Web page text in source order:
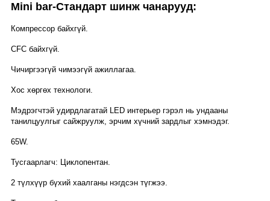
Mini bar-Стандарт шинж чанарууд:
Компрессор байхгүй.
CFC байхгүй.
Чичиргээгүй чимээгүй ажиллагаа.
Хос хөргөх технологи.
Мэдрэгчтэй удирдлагатай LED интерьер гэрэл нь ундааны
танилцуулгыг сайжруулж, эрчим хүчний зардлыг хэмнэдэг.
65W.
Тусгаарлагч: Циклопентан.
2 түлхүүр бүхий хаалганы нэгдсэн түгжээ.